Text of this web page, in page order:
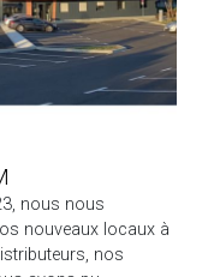
nous nous
nouveaux locaux à
nos